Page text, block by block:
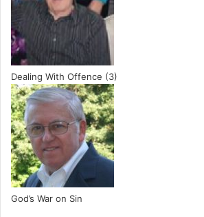
Dealing With Offence (3)
God’s War on Sin